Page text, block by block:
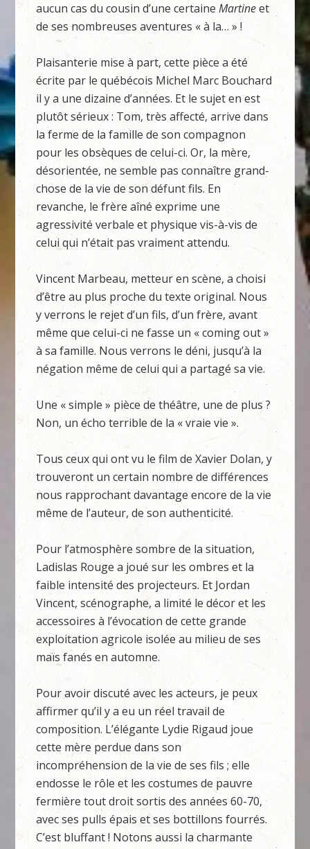
aucun cas du cousin d’une certaineMartineet
de ses nombreuses aventures « à la… » !
Plaisanterie mise à part, cette pièce a été
écrite par le québécois Michel Marc Bouchard
il y a une dizaine d’années. Et le sujet en est
plutôt sérieux : Tom, très affecté, arrive dans
la ferme de la famille de son compagnon
pour les obsèques de celui-ci. Or, la mère,
désorientée, ne semble pas connaître grand-
chose de la vie de son défunt fils. En
revanche, le frère aîné exprime une
agressivité verbale et physique vis-à-vis de
celui qui n’était pas vraiment attendu.
Vincent Marbeau, metteur en scène, a choisi
d’être au plus proche du texte original. Nous
y verrons le rejet d’un fils, d’un frère, avant
même que celui-ci ne fasse un « coming out »
à sa famille. Nous verrons le déni, jusqu’à la
négation même de celui qui a partagé sa vie.
Une « simple » pièce de théâtre, une de plus ?
Non, un écho terrible de la « vraie vie ».
Tous ceux qui ont vu le film de Xavier Dolan, y
trouveront un certain nombre de différences
nous rapprochant davantage encore de la vie
même de l’auteur, de son authenticité.
Pour l’atmosphère sombre de la situation,
Ladislas Rouge a joué sur les ombres et la
faible intensité des projecteurs. Et Jordan
Vincent, scénographe, a limité le décor et les
accessoires à l’évocation de cette grande
exploitation agricole isolée au milieu de ses
maïs fanés en automne.
Pour avoir discuté avec les acteurs, je peux
affirmer qu’il y a eu un réel travail de
composition. L’élégante Lydie Rigaud joue
cette mère perdue dans son
incompréhension de la vie de ses fils ; elle
endosse le rôle et les costumes de pauvre
fermière tout droit sortis des années 60-70,
avec ses pulls épais et ses bottillons fourrés.
C’est bluffant ! Notons aussi la charmante